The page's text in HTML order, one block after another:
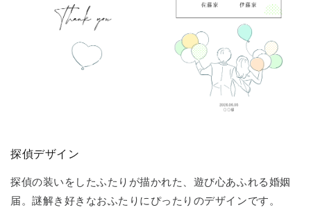
探偵デザイン
探偵の装いをしたふたりが描かれた、遊び心あふれる婚姻
届。謎解き好きなおふたりにぴったりのデザインです。